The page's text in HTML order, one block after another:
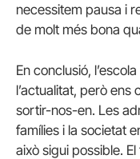
necessitem pausa i
de molt més bona
En conclusió,
l’actualitat, però
sortir-nos-en. Les
famílies i la societat
això sigui possible.